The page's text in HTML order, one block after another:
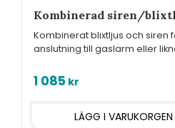
Kombinerad siren/
Kombinerat blixtljus och siren
anslutning till gaslarm eller
1 085 kr